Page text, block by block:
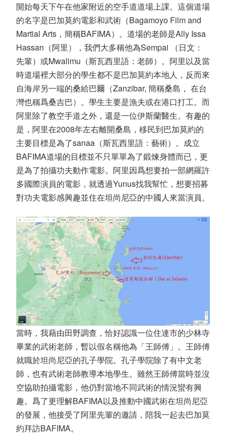
開始每天下午在他家附近的空手道道場上課。這個道場
的名字是巴加莫約電影和武術（Bagamoyo Film and
Martial Arts，簡稱BAFIMA）。道場的老師是Ally Issa
Hassan（阿里），我們大多稱他為Sempai （日文：
先輩）或Mwalimu（斯瓦西里語：老師）。阿里以及當
時道場裡大部分的學生都不是巴加莫約本地人，反而來
自海岸另一端的桑給巴爾（Zanzibar, 簡稱桑島， 在台
灣也稱爲桑吉巴）。學生主要是漁夫或在港口打工。而
阿里除了教空手道之外，還是一位伊斯蘭醫生。有趣的
是，阿里在2008年左右離開桑島，移民到巴加莫約的
主要目標是為了sanaa（斯瓦西里語：藝術）。成立
BAFIMA道場的目標並不只單單為了鍛煉身體而已，更
是為了拍攝功夫動作電影。阿里因爲想要拍一部網羅許
多國際演員的電影，就透過Yunus找我幫忙，想要招募
對功夫電影感興趣並住在坦尚尼亞的中國人來當演員。
當時，我藉由田野調查，恰好認識一位住達市的少林寺
畢業的武術老師，暫以假名稱他為「王師傅」。王師傅
就職於坦尚尼亞的孔子學院。孔子學院除了有中文老
師，也有武術老師教導本地學生。雖然王師傅當時並沒
空協助拍攝電影，他仍對當地不同武術的情況蠻有興
趣。爲了更理解BAFIMA以及推動中國武術在坦尚尼亞
的發展，他接受了阿里先輩的邀請，陪我一起去巴加莫
約拜訪BAFIMA。